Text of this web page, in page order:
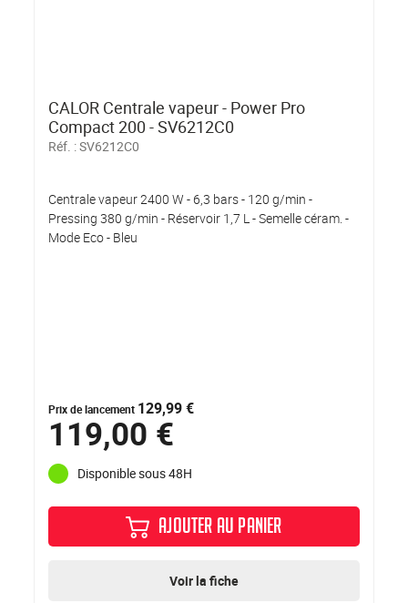
CALOR Centrale vapeur - Power Pro
Compact 200 - SV6212C0
Réf. :SV6212C0
Centrale vapeur 2400 W - 6,3 bars - 120 g/min -
Pressing 380 g/min - Réservoir 1,7 L - Semelle céram. -
Mode Eco - Bleu
Prix de lancement 129,99 €
119,00 €
Disponible sous 48H
AJOUTER AU PANIER
Voir la fiche